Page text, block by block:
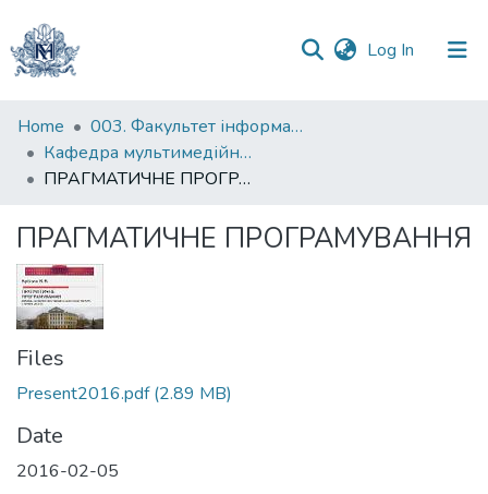
Log In (current)
Communities
&
Collections
Statistics
Home
003. Факультет інформатики
Кафедра мультимедійних систем
ПРАГМАТИЧНЕ ПРОГРАМУВАННЯ
ПРАГМАТИЧНЕ ПРОГРАМУВАННЯ
Files
Present2016.pdf(2.89 MB)
Date
2016-02-05